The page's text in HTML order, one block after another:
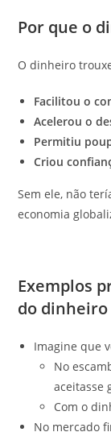
Por que o
O dinheiro
Facilitou o
Acelerou o
Permitiu
Criou
Sem ele, não
economia
Exemplos
do dinheiro
Imagine que
No
aceitasse
Com o
No mercado